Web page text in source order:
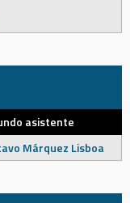
asistente
Márquez Lisboa